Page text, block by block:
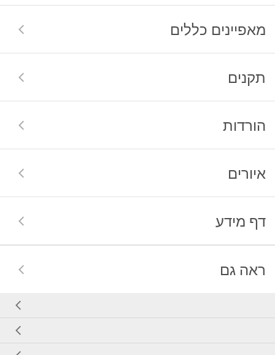
מאפיינים כללים
תקנים
הורדות
איורים
דף מידע
ראה גם